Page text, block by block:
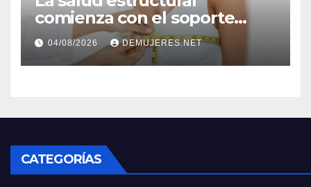
comienza con el soporte
correcto: Caprice revela el
impacto de la lencería en la
salud física de las mujeres
04/08/2026 DEMUJERES.NET
CATEGORÍAS